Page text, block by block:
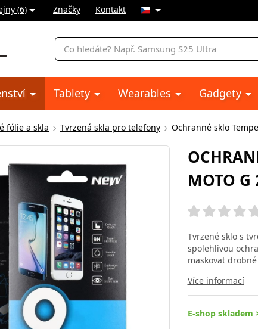
(6) Značky Kontakt
Vyhledávání
Tablety Wearables Gadgety
fólie a skla Tvrzená skla pro telefony Ochranné sklo
MOTO G
Tvrzené sklo s
spolehlivou
maskovat drobné
Více informací
E-shop skladem